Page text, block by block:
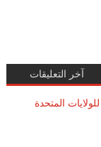
آخر التعليقات
المتحدة